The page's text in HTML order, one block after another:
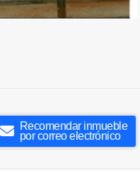
Recomendar inmueble
por correo electrónico